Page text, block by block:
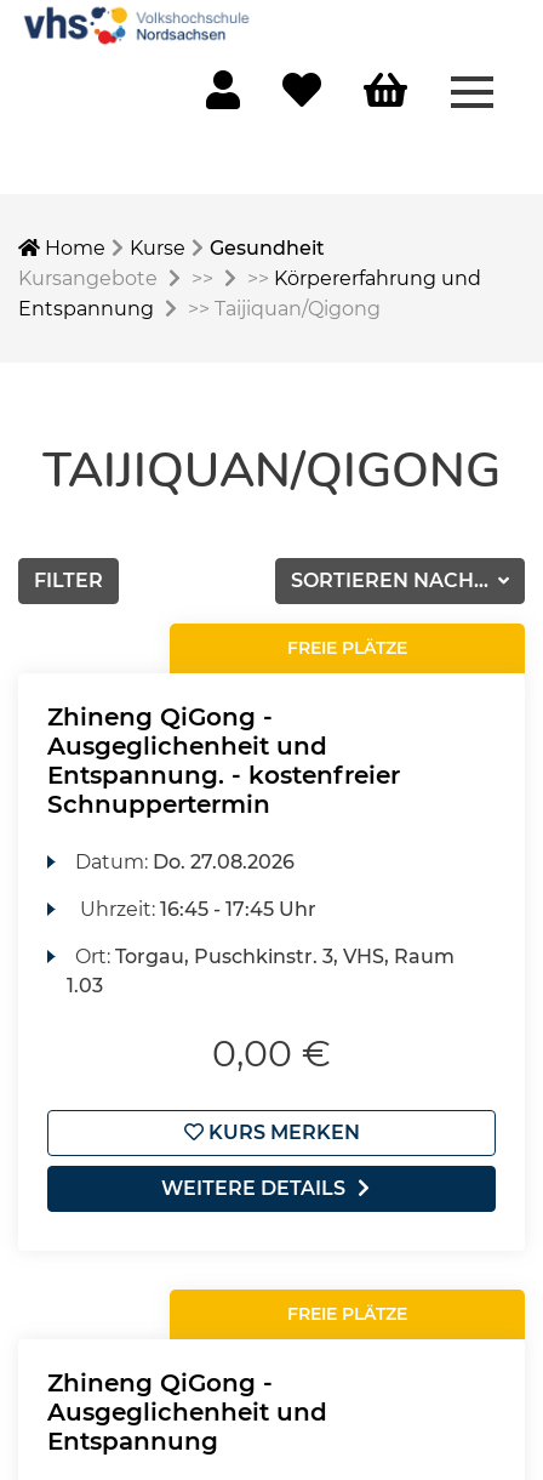
Home Kurse
Gesundheit
Kursangebote
>> >> Körpererfahrung und
Entspannung
>> Taijiquan/Qigong
TAIJIQUAN/QIGONG
SORTIEREN NACH...
FILTER
FREIE PLÄTZE
Zhineng QiGong -
Ausgeglichenheit und
Entspannung. - kostenfreier
Schnuppertermin
Datum: Do. 27.08.2026
Uhrzeit:16:45 - 17:45 Uhr
Ort:Torgau, Puschkinstr. 3, VHS, Raum
1.03
0,00 €
KURS MERKEN
WEITERE DETAILS
FREIE PLÄTZE
Zhineng QiGong -
Ausgeglichenheit und
Entspannung